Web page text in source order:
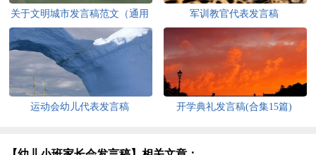
关于文明城市发言稿范文（通用
12篇）
军训教官代表发言稿
运动会幼儿代表发言稿 开学典礼发言稿(合集15篇)